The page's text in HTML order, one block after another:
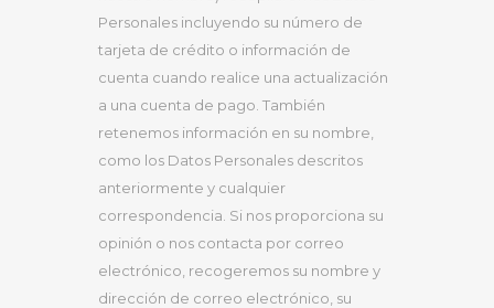
Personales incluyendo su número de
tarjeta de crédito o información de
cuenta cuando realice una actualización
a una cuenta de pago. También
retenemos información en su nombre,
como los Datos Personales descritos
anteriormente y cualquier
correspondencia. Si nos proporciona su
opinión o nos contacta por correo
electrónico, recogeremos su nombre y
dirección de correo electrónico, su